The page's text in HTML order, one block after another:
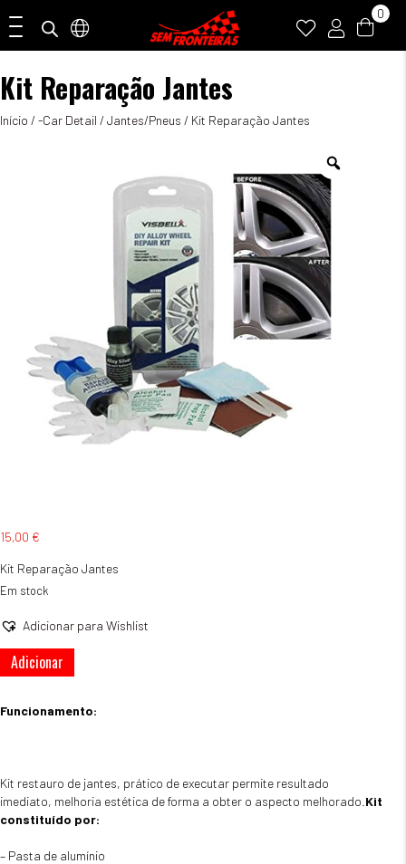
0
Kit Reparação Jantes
Início / -Car Detail / Jantes/Pneus / Kit Reparação Jantes
15,00 €
Kit Reparação Jantes
Em stock
Adicionar para Wishlist
Quantidade
de
Reparação
Adicionar
Funcionamento:
Kit restauro de jantes, prático de executar permite resultado
imediato, melhoria estética de forma a obter o aspecto melhorado. Kit
constituído por:
– Pasta de alumínio